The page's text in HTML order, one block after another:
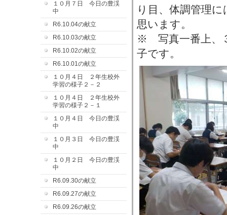
１０月７日 今日の豊渓
中
R6.10.04の献立
R6.10.03の献立
R6.10.02の献立
R6.10.01の献立
１０月４日 ２年生校外
学習の様子２－２
１０月４日 ２年生校外
学習の様子２－１
１０月４日 今日の豊渓
中
１０月３日 今日の豊渓
中
１０月２日 今日の豊渓
中
R6.09.30の献立
R6.09.27の献立
R6.09.26の献立
り目、体調管理
思います。
※ 写真一番上、
子です。